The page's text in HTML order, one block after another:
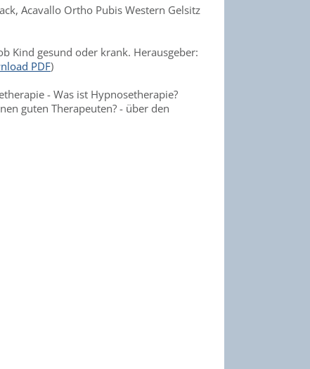
Acavallo Ortho Pubis Western Gelsitz
Kind gesund oder krank. Herausgeber:
PDF)
- Was ist Hypnosetherapie?
guten Therapeuten? - über den